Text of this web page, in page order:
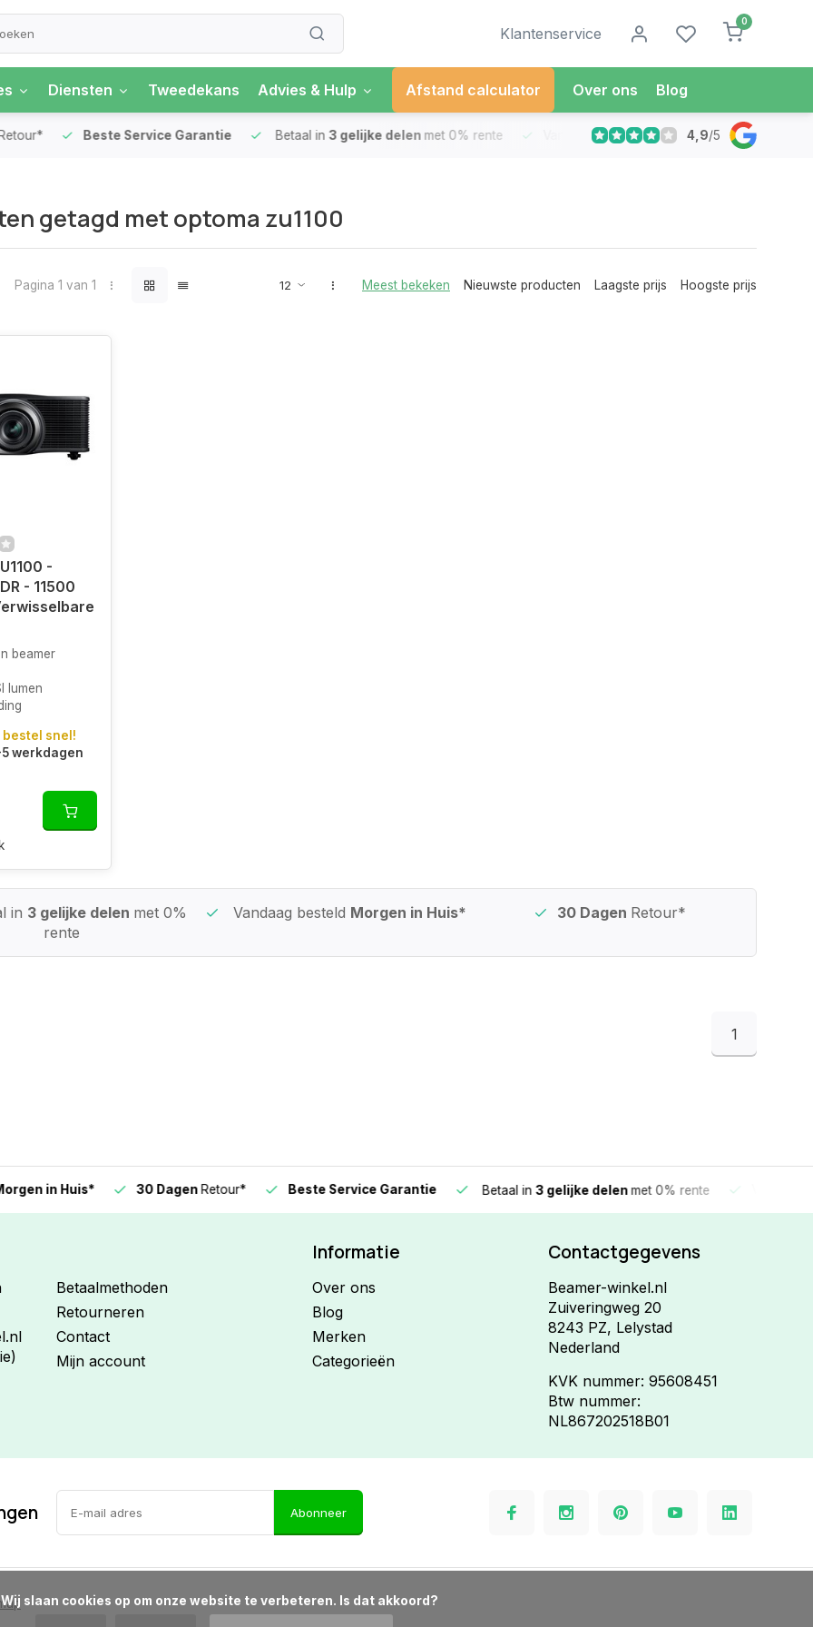
Klantenservice
0
Diensten Tweedekans Advies & Hulp Afstand calculator Over ons Blog
Beste Service Garantie Betaal in 3 gelijke delen met 0% rente Vandaag besteldMorgen in Huis*
4,9/5
getagd met optoma zu1100
Pagina 1 van 1 Meest bekeken Nieuwste producten Laagste prijs Hoogste prijs
-
- 11500
beamer
lumen
bestel snel!
werkdagen
in 3 gelijke delen met 0%
rente
Vandaag besteld Morgen in Huis* 30 Dagen Retour*
1
in Huis* 30 DagenRetour* Beste Service Garantie Betaal in3 gelijke delenmet 0% rente Vandaag
Betaalmethoden
Retourneren
Contact
Mijn account
Informatie
Over ons
Blog
Merken
Categorieën
Contactgegevens
Beamer-winkel.nl
Zuiveringweg 20
8243 PZ, Lelystad
Nederland
KVK nummer: 95608451
Btw nummer:
NL867202518B01
Abonneer